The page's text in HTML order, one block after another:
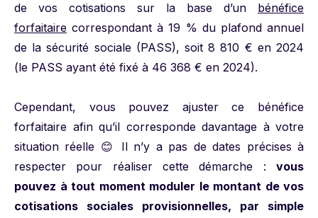
de vos cotisations sur la base d’un bénéfice
forfaitaire correspondant à 19 % du plafond annuel
de la sécurité sociale (PASS), soit 8 810 € en 2024
(le PASS ayant été fixé à 46 368 € en 2024).
Cependant, vous pouvez ajuster ce bénéfice
forfaitaire afin qu’il corresponde davantage à votre
situation réelle 😊 Il n’y a pas de dates précises à
respecter pour réaliser cette démarche : vous
pouvez à tout moment moduler le montant de vos
cotisations sociales provisionnelles, par simple